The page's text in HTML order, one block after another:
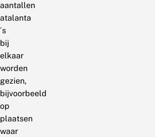
aantallen
atalanta
´s
bij
elkaar
worden
gezien,
bijvoorbeeld
op
plaatsen
waar